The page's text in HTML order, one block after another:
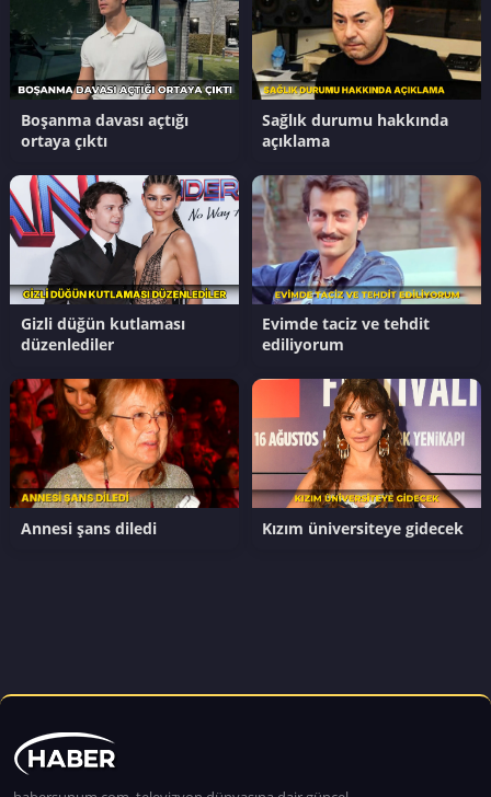
Boşanma davası açtığı
ortaya çıktı
Sağlık durumu hakkında
açıklama
Gizli düğün kutlaması
düzenlediler
Evimde taciz ve tehdit
ediliyorum
Annesi şans diledi Kızım üniversiteye gidecek